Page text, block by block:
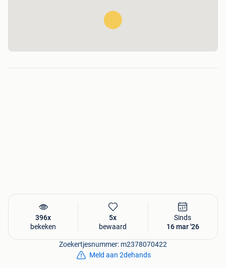
396x
bekeken
5x
bewaard
Sinds
16 mar '26
Zoekertjesnummer: m2378070422
Meld aan 2dehands